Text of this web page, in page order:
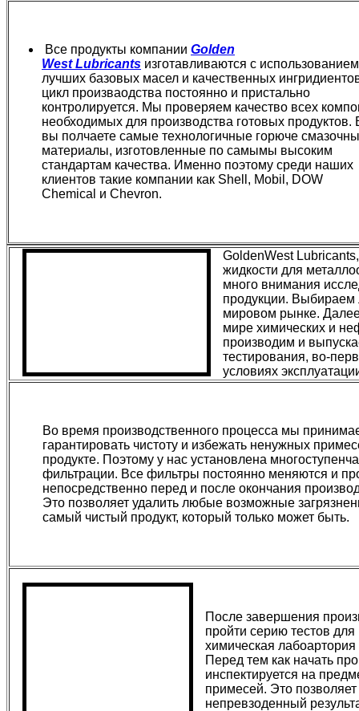
Все продукты компании Golden
West Lubricants изготавливаются с использованием
лучших базовых масел и качественных
цикл произваодства постоянно и пристально
контролируется. Мы проверяем качество всех
необходимых для производства готовых продуктов.
вы полчаете самые технологичные горюче
материалы, изготовленные по самымы высоким
стандартам качества. Именно поэтому среди наших
клиентов такие компании как Shell, Mobil, DOW
Chemical и Chevron.
GoldenWest
жидкости для
много внимания
продукции. Выбираем
мировом рынке.
мире химических и
производим и
тестирования, во-
условиях
Во время производственного процесса мы
гарантировать чистоту и избежать ненужных
продукте. Поэтому у нас установлена
фильтрации. Все фильтры постоянно меняются и
непосредственно перед и после окончания
Это позволяет удалить любые возможные
самый чистый продукт, который только может быть.
После завершения
пройти серию тестов для
химическая
Перед тем как начать
инспектируется на
примесей. Это
непревзоденный